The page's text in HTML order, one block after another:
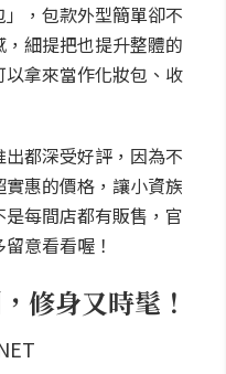
，包款外型簡單卻不
細提把也提升整體的
拿來當作化妝包、收
都深受好評，因為不
惠的價格，讓小資族
每間店都有販售，官
意看看喔！
修身又時髦！